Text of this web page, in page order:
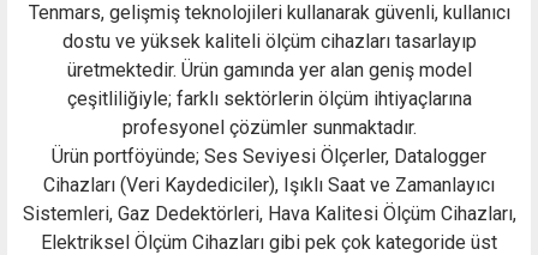
Tenmars, gelişmiş teknolojileri kullanarak güvenli, kullanıcı
dostu ve yüksek kaliteli ölçüm cihazları tasarlayıp
üretmektedir. Ürün gamında yer alan geniş model
çeşitliliğiyle; farklı sektörlerin ölçüm ihtiyaçlarına
profesyonel çözümler sunmaktadır.
Ürün portföyünde; Ses Seviyesi Ölçerler, Datalogger
Cihazları (Veri Kaydediciler), Işıklı Saat ve Zamanlayıcı
Sistemleri, Gaz Dedektörleri, Hava Kalitesi Ölçüm Cihazları,
Elektriksel Ölçüm Cihazları gibi pek çok kategoride üst